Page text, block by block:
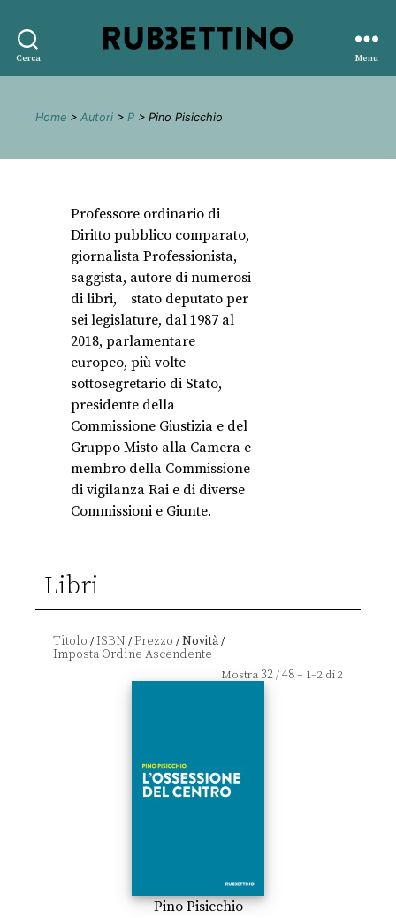
Cerca
editore
Menu
Home > Autori > P > Pino Pisicchio
Professore ordinario di
Diritto pubblico comparato,
giornalista Professionista,
saggista, autore di numerosi
di libri, stato deputato per
sei legislature, dal 1987 al
2018, parlamentare
europeo, più volte
sottosegretario di Stato,
presidente della
Commissione Giustizia e del
Gruppo Misto alla Camera e
membro della Commissione
di vigilanza Rai e di diverse
Commissioni e Giunte.
Libri
Titolo /ISBN /Prezzo /Novità/
Mostra32/48– 1–2 di 2
Pino Pisicchio